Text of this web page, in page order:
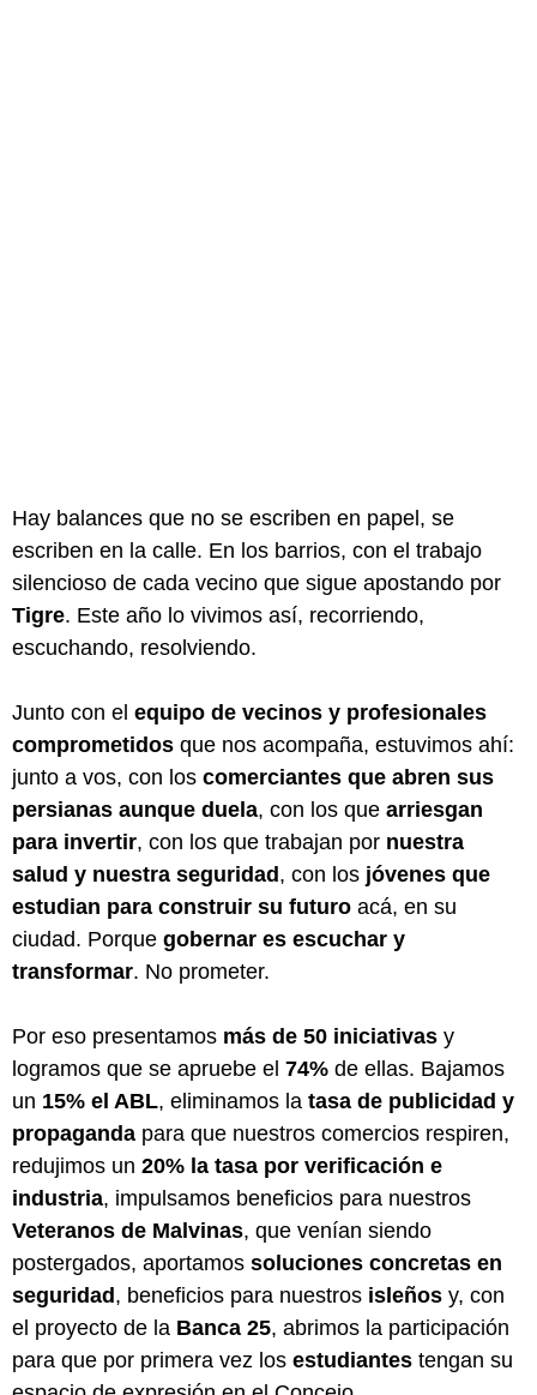
Hay balances que no se escriben en papel, se
escriben en la calle. En los barrios, con el trabajo
silencioso de cada vecino que sigue apostando por
Tigre. Este año lo vivimos así, recorriendo,
escuchando, resolviendo.
Junto con el equipo de vecinos y profesionales
comprometidos que nos acompaña, estuvimos ahí:
junto a vos, con los comerciantes que abren sus
persianas aunque duela, con los que arriesgan
para invertir, con los que trabajan por nuestra
salud y nuestra seguridad, con los jóvenes que
estudian para construir su futuro acá, en su
ciudad. Porque gobernar es escuchar y
transformar. No prometer.
Por eso presentamos más de 50 iniciativas y
logramos que se apruebe el 74% de ellas. Bajamos
un 15% el ABL, eliminamos la tasa de publicidad y
propaganda para que nuestros comercios respiren,
redujimos un 20% la tasa por verificación e
industria, impulsamos beneficios para nuestros
Veteranos de Malvinas, que venían siendo
postergados, aportamos soluciones concretas en
seguridad, beneficios para nuestros isleños y, con
el proyecto de la Banca 25, abrimos la participación
para que por primera vez los estudiantes tengan su